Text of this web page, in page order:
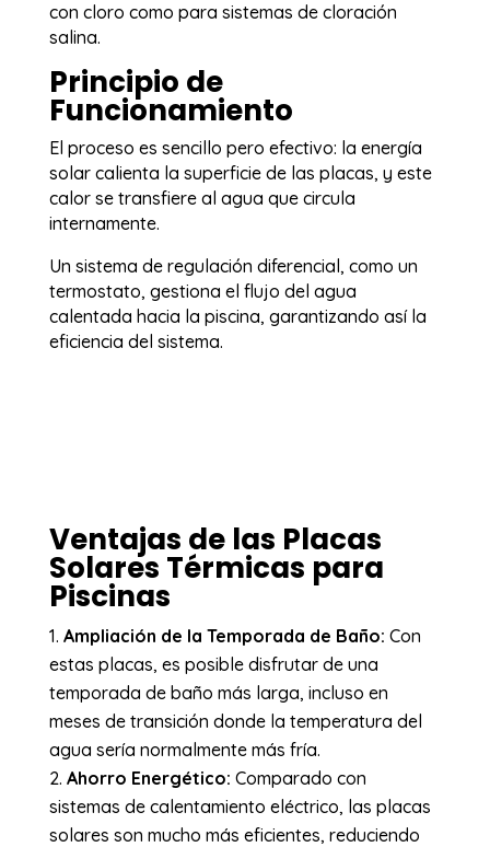
con cloro como para sistemas de cloración
salina.
Principio de
Funcionamiento
El proceso es sencillo pero efectivo: la energía
solar calienta la superficie de las placas, y este
calor se transfiere al agua que circula
internamente.
Un sistema de regulación diferencial, como un
termostato, gestiona el flujo del agua
calentada hacia la piscina, garantizando así la
eficiencia del sistema.
Ventajas de las Placas
Solares Térmicas para
Piscinas
Ampliación de la Temporada de Baño: Con
estas placas, es posible disfrutar de una
temporada de baño más larga, incluso en
meses de transición donde la temperatura del
agua sería normalmente más fría.
Ahorro Energético: Comparado con
sistemas de calentamiento eléctrico, las placas
solares son mucho más eficientes, reduciendo